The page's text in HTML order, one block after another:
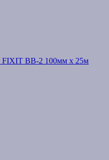
FIXIT ВВ-2 100мм х 25м